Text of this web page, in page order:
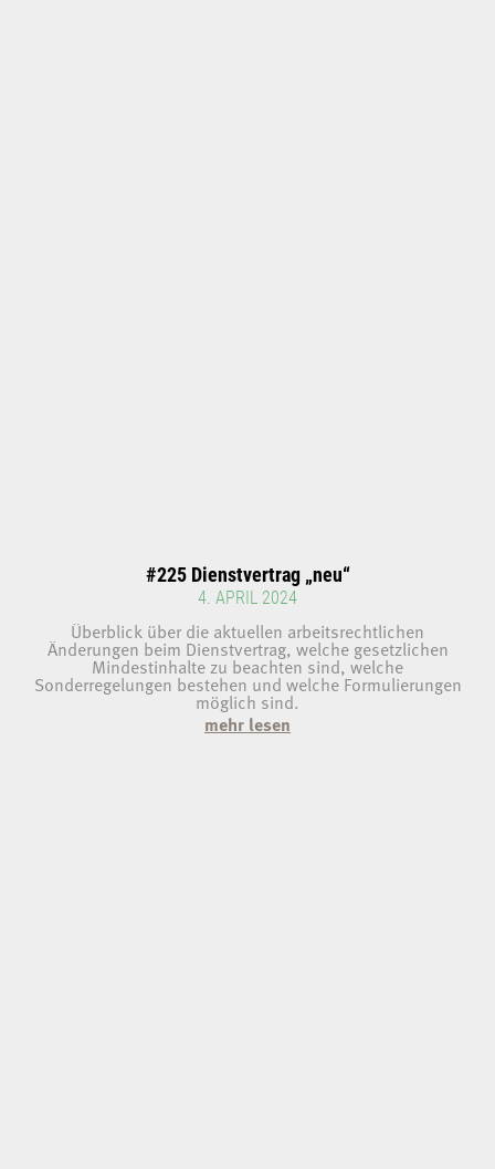
#225 Dienstvertrag „neu“
4. APRIL 2024
Überblick über die aktuellen arbeitsrechtlichen
Änderungen beim Dienstvertrag, welche gesetzlichen
Mindestinhalte zu beachten sind, welche
Sonderregelungen bestehen und welche Formulierungen
möglich sind.
mehr lesen